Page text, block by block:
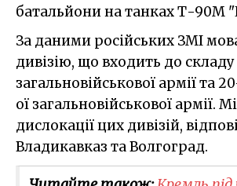
батальйони на танках Т-90М
За даними російських ЗМІ
дивізію, що входить до
загальновійськової армії та
ої загальновійськової армії.
дислокації цих дивізій,
Владикавказ та Волгоград.